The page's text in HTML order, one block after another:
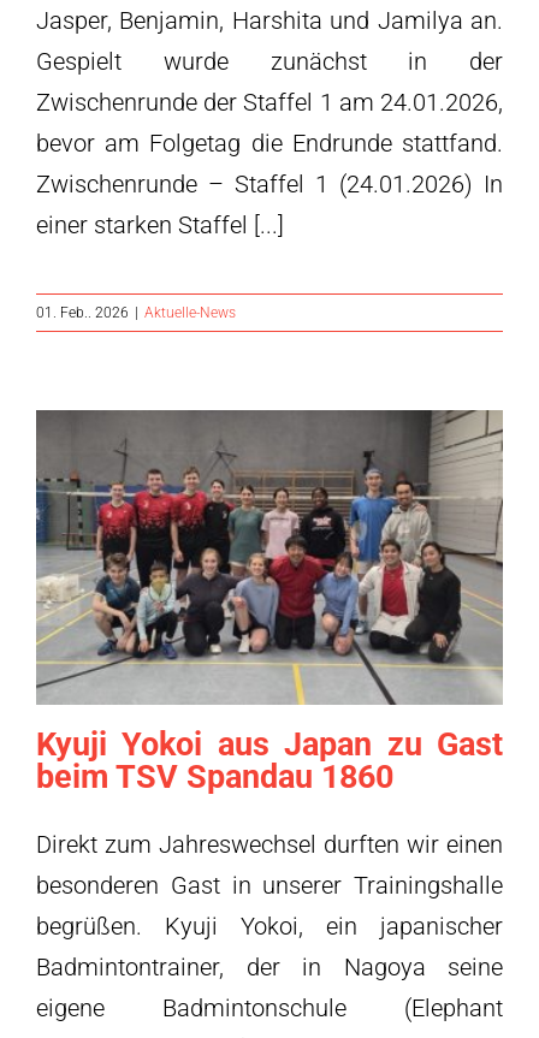
Jasper, Benjamin, Harshita und Jamilya an.
Gespielt wurde zunächst in der
Zwischenrunde der Staffel 1 am 24.01.2026,
bevor am Folgetag die Endrunde stattfand.
Zwischenrunde – Staffel 1 (24.01.2026) In
einer starken Staffel [...]
01. Feb.. 2026 Aktuelle-News
Kyuji Yokoi aus Japan zu Gast
beim TSV Spandau 1860
Direkt zum Jahreswechsel durften wir einen
besonderen Gast in unserer Trainingshalle
begrüßen. Kyuji Yokoi, ein japanischer
Badmintontrainer, der in Nagoya seine
eigene Badmintonschule (Elephant